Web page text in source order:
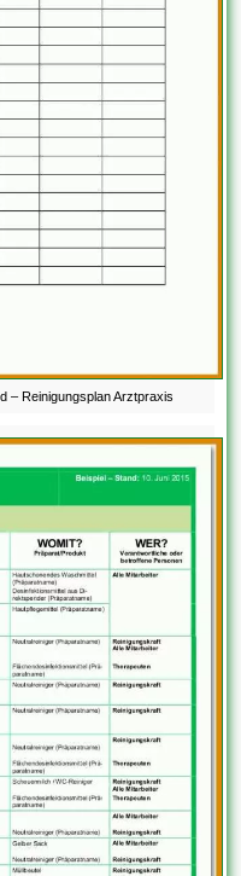
– Reinigungsplan Arztpraxis